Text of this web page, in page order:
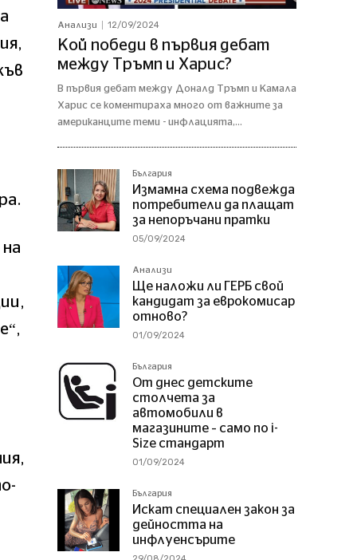
Анализи 12/09/2024
Кой победи в първия дебат
между Тръмп и Харис?
В първия дебат между Доналд Тръмп и Камала
Харис се коментираха много от важните за
американците теми - инфлацията,...
България
Измамна схема подвежда
потребители да плащат
за непоръчани пратки
05/09/2024
Анализи
Ще наложи ли ГЕРБ свой
кандидат за еврокомисар
отново?
01/09/2024
България
От днес детските
столчета за
автомобили в
магазините – само по i-
Size стандарт
01/09/2024
България
Искат специален закон за
дейността на
инфлуенсърите